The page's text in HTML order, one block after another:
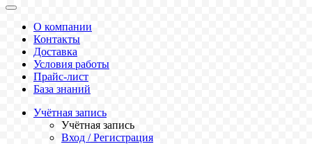
О компании
Контакты
Доставка
Условия работы
Прайс-лист
База знаний
Учётная запись
Учётная запись
Вход / Регистрация